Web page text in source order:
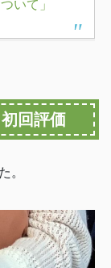
いて」
回評価
。